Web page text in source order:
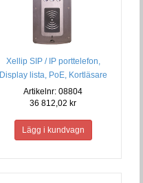
Xellip SIP / IP porttelefon,
Display lista, PoE, Kortläsare
Artikelnr: 08804
36 812,02 kr